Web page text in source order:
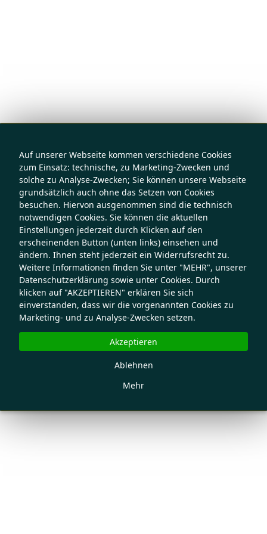
Auf unserer Webseite kommen verschiedene Cookies
zum Einsatz: technische, zu Marketing-Zwecken und
solche zu Analyse-Zwecken; Sie können unsere Webseite
grundsätzlich auch ohne das Setzen von Cookies
besuchen. Hiervon ausgenommen sind die technisch
notwendigen Cookies. Sie können die aktuellen
Einstellungen jederzeit durch Klicken auf den
erscheinenden Button (unten links) einsehen und
ändern. Ihnen steht jederzeit ein Widerrufsrecht zu.
Weitere Informationen finden Sie unter "MEHR", unserer
Datenschutzerklärung sowie unter Cookies. Durch
klicken auf "AKZEPTIEREN" erklären Sie sich
einverstanden, dass wir die vorgenannten Cookies zu
Marketing- und zu Analyse-Zwecken setzen.
Mehr
Ablehnen
Akzeptieren